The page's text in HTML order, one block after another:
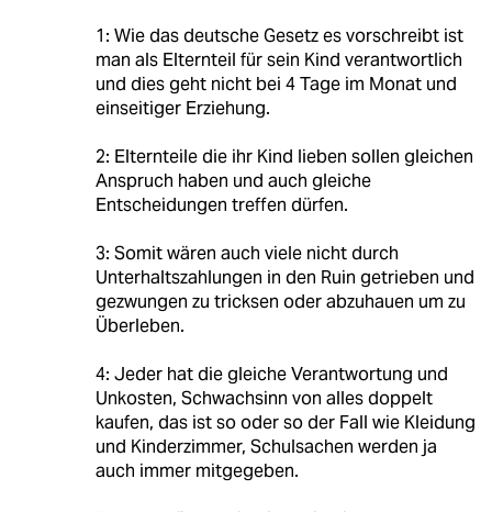
1: Wie das deutsche Gesetz es vorschreibt ist
man als Elternteil für sein Kind verantwortlich
und dies geht nicht bei 4 Tage im Monat und
einseitiger Erziehung.
2: Elternteile die ihr Kind lieben sollen gleichen
Anspruch haben und auch gleiche
Entscheidungen treffen dürfen.
3: Somit wären auch viele nicht durch
Unterhaltszahlungen in den Ruin getrieben und
gezwungen zu tricksen oder abzuhauen um zu
Überleben.
4: Jeder hat die gleiche Verantwortung und
Unkosten, Schwachsinn von alles doppelt
kaufen, das ist so oder so der Fall wie Kleidung
und Kinderzimmer, Schulsachen werden ja
auch immer mitgegeben.